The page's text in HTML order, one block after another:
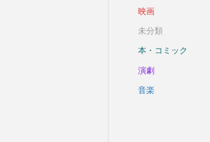
映画
未分類
本・コミック
演劇
音楽